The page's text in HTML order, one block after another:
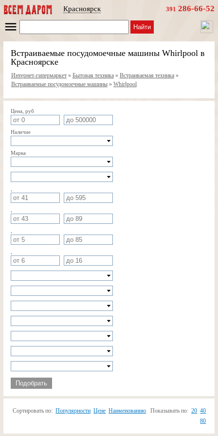
Красноярск 391 286-66-52
Найти
Встраиваемые посудомоечные машины Whirlpool в
Красноярске
Интернет-гипермаркет» Бытовая техника» Встраиваемая техника»
Встраиваемые посудомоечные машины» Whirlpool
Цена, руб
Наличие
Марка
Подобрать
Сортировать по: Популярности Цене Наименованию Показывать по: 20 40
80